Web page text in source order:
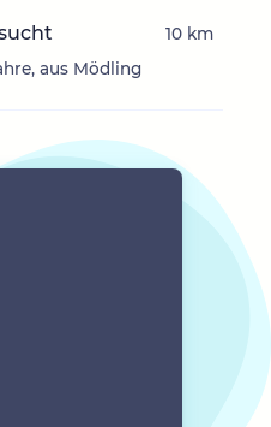
aus Mödling
10 km